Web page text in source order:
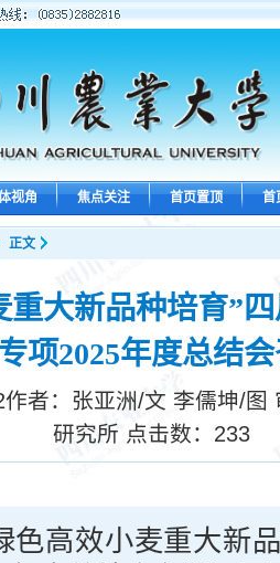
视角 焦点关注 首页置顶 首
正文
重大新品种培育”
项2025年度总结
作者：张亚洲/文 李儒坤/图
研究所 点击数： 233
色高效小麦重大新